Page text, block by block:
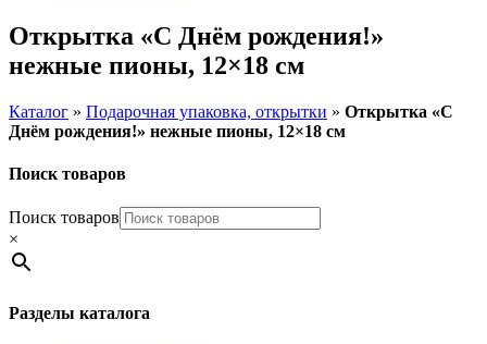
Открытка «С Днём рождения!»
нежные пионы, 12×18 см
Каталог » Подарочная упаковка, открытки » Открытка «С
Днём рождения!» нежные пионы, 12×18 см
Поиск товаров
Поиск товаров
×
Разделы каталога